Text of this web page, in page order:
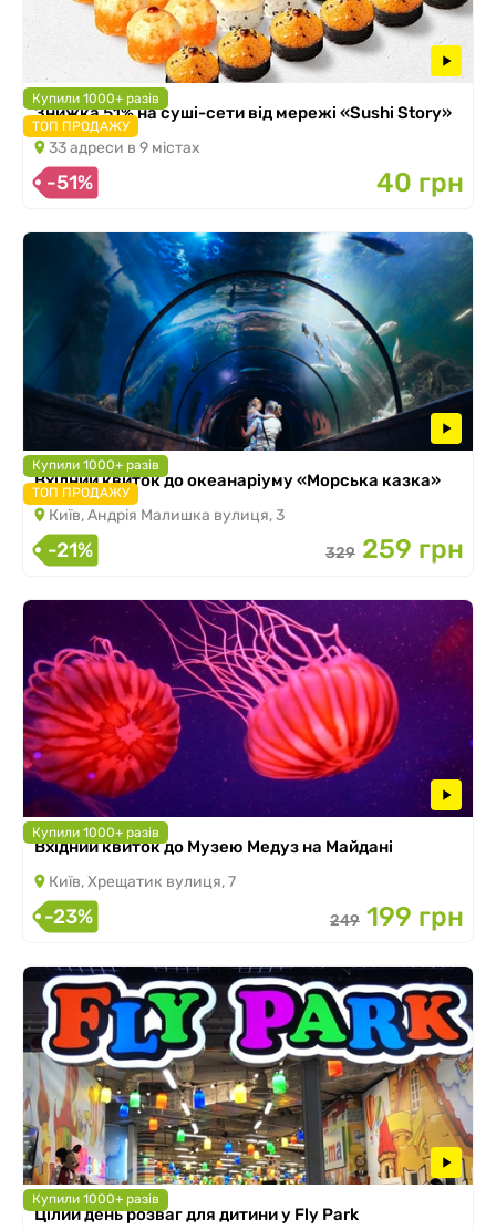
Купили 1000+ разів
ТОП ПРОДАЖУ
Знижка 51% на суші-сети від мережі «Sushi Story»
33 адреси в 9 містах
-51% 40 грн
Купили 1000+ разів
ТОП ПРОДАЖУ
Вхідний квиток до океанаріуму «Морська казка»
Київ, Андрія Малишка вулиця, 3
-21% 329 259 грн
Купили 1000+ разів
Вхідний квиток до Музею Медуз на Майдані
Київ, Хрещатик вулиця, 7
-23% 249 199 грн
Купили 1000+ разів
Цілий день розваг для дитини у Fly Park